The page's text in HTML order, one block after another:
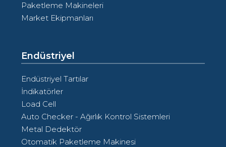
Paketleme Makineleri
Market Ekipmanları
Endüstriyel
Endüstriyel Tartılar
İndikatörler
Load Cell
Auto Checker - Ağırlık Kontrol Sistemleri
Metal Dedektör
Otomatik Paketleme Makinesi